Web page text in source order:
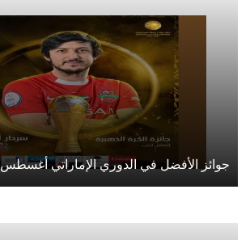
جوائز الأفضل في الدوري الإماراتي أغسطس 2025